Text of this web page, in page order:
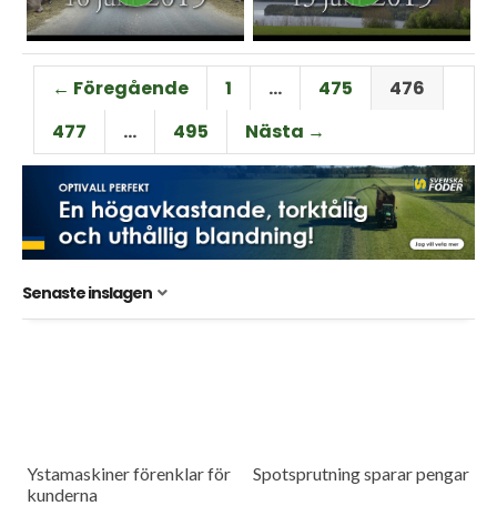
← Föregående 1 … 475
476
477
… 495 Nästa →
Senaste inslagen
Ystamaskiner förenklar för
kunderna
Spotsprutning sparar pengar